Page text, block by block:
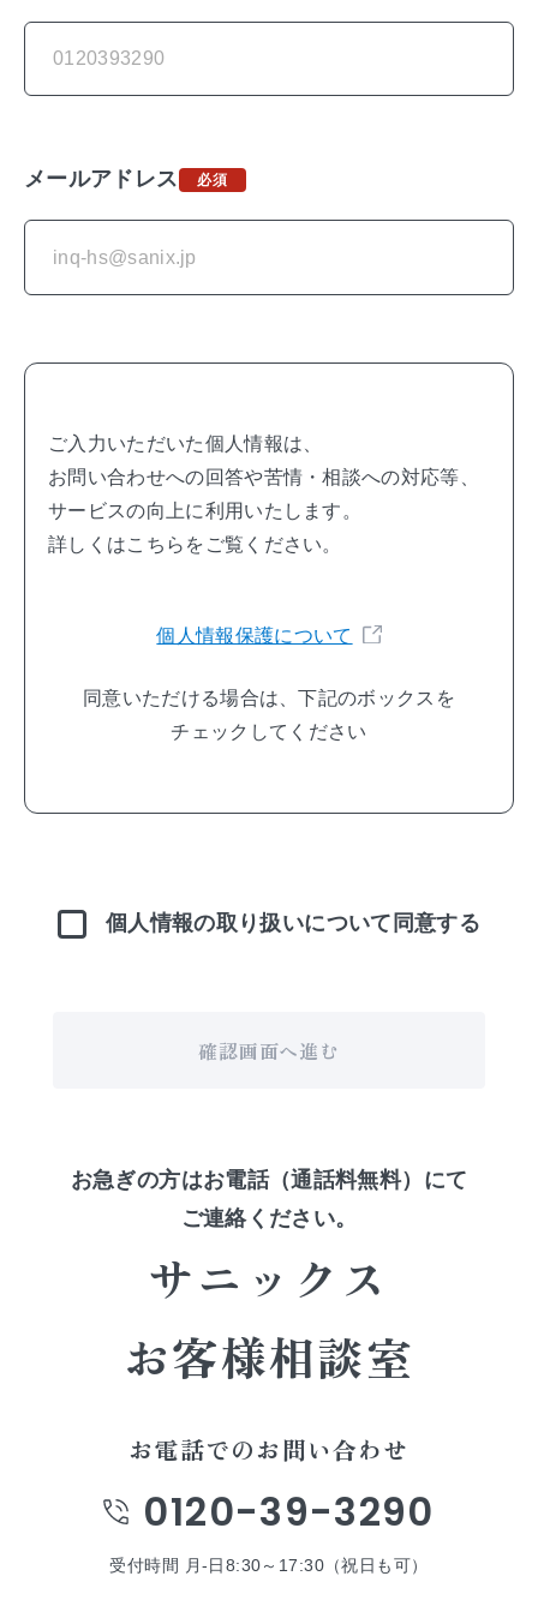
メールアドレス
ご入力いただいた個人情報は、
お問い合わせへの回答や苦情・相談への対応等、
サービスの向上に利用いたします。
詳しくはこちらをご覧ください。
個人情報保護について
同意いただける場合は、下記のボックスを
チェックしてください
個人情報の取り扱いについて同意する
確認画面へ進む
お急ぎの方はお電話（通話料無料）にて
ご連絡ください。
サニックス
お客様相談室
お電話でのお問い合わせ
0120-39-3290
受付時間 月-日8:30～17:30（祝日も可）
た（事業ごとに分社）。
はhttps://sanix.jp/ （
ス）へ。
法人向け太陽光発電は
「サニックスアイ」のログインはこちら